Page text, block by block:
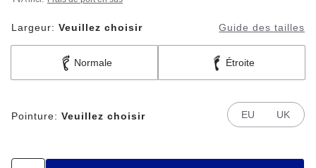
Largeur: Veuillez choisir Guide des tailles
Normale Étroite
Pointure: Veuillez choisir EU UK